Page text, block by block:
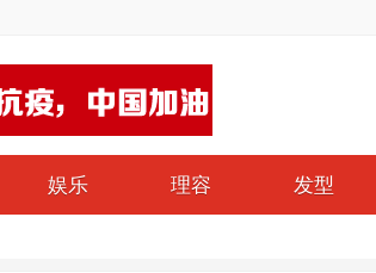
娱乐 理容 发型